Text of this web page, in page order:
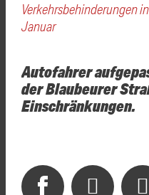
Verkehrsbehinderungen
Januar
Autofahrer
der Blaubeurer
Einschränkungen.